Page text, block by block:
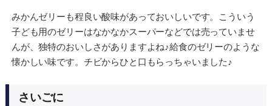
みかんゼリーも程良い酸味があっておいしいです。こういう
子ども用のゼリーはなかなかスーパーなどでは売っていませ
んが、独特のおいしさがありますよね♪給食のゼリーのような
懐かしい味です。チビからひと口もらっちゃいました♪
さいごに